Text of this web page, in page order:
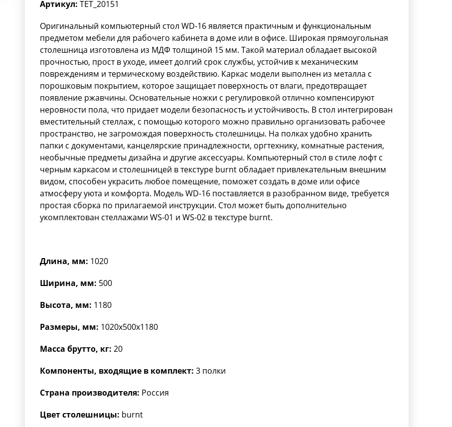
Артикул: TET_20151
Оригинальный компьютерный стол WD-16 является практичным и функциональным
предметом мебели для рабочего кабинета в доме или в офисе. Широкая прямоугольная
столешница изготовлена из МДФ толщиной 15 мм. Такой материал обладает высокой
прочностью, прост в уходе, имеет долгий срок службы, устойчив к механическим
повреждениям и термическому воздействию. Каркас модели выполнен из металла с
порошковым покрытием, которое защищает поверхность от влаги, предотвращает
появление ржавчины. Основательные ножки с регулировкой отлично компенсируют
неровности пола, что придает модели безопасность и устойчивость. В стол интегрирован
вместительный стеллаж, с помощью которого можно правильно организовать рабочее
пространство, не загромождая поверхность столешницы. На полках удобно хранить
папки с документами, канцелярские принадлежности, оргтехнику, комнатные растения,
необычные предметы дизайна и другие аксессуары. Компьютерный стол в стиле лофт с
черным каркасом и столешницей в текстуре burnt обладает привлекательным внешним
видом, способен украсить любое помещение, поможет создать в доме или офисе
атмосферу уюта и комфорта. Модель WD-16 поставляется в разобранном виде, требуется
простая сборка по прилагаемой инструкции. Стол может быть дополнительно
укомплектован стеллажами WS-01 и WS-02 в текстуре burnt.
Длина, мм: 1020
Ширина, мм: 500
Высота, мм: 1180
Размеры, мм: 1020x500x1180
Масса брутто, кг: 20
Компоненты, входящие в комплект: 3 полки
Страна производителя: Россия
Цвет столешницы: burnt